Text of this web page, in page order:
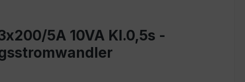
5A 10VA Kl.0,5s -